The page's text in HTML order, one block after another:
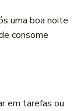
uma boa noite
consome
em tarefas ou